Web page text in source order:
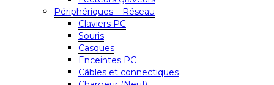
Périphériques – Réseau
Claviers PC
Souris
Casques
Enceintes PC
Câbles et connectiques